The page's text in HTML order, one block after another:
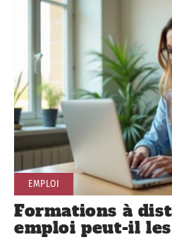
EMPLOI
Formations à
emploi peut-il